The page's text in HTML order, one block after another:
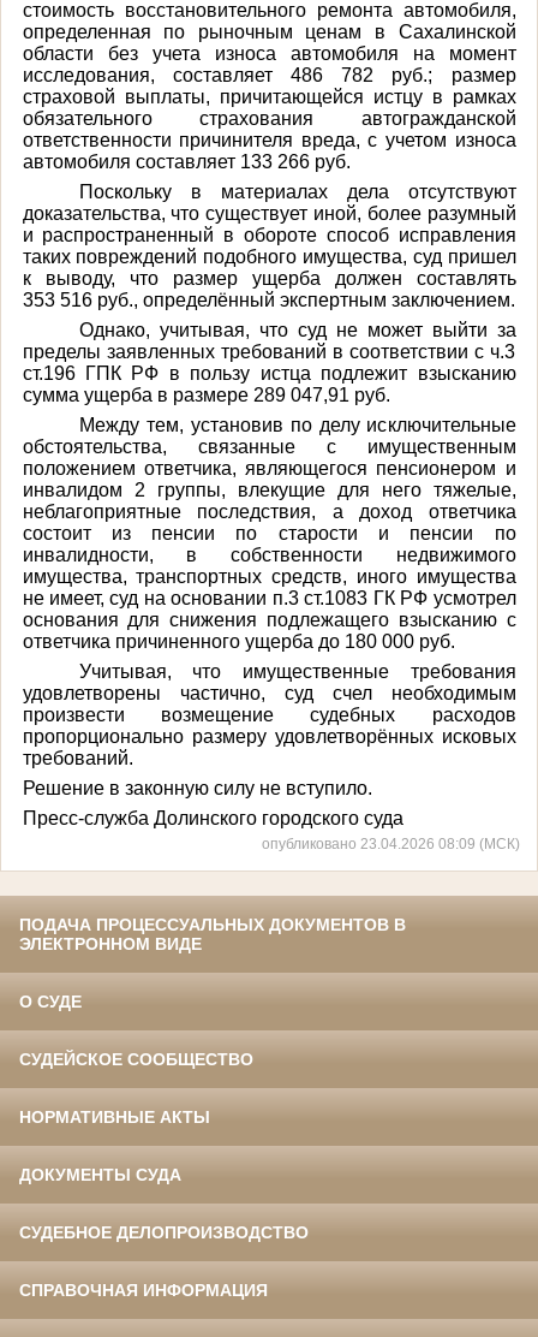
стоимость восстановительного ремонта автомобиля,
определенная по рыночным ценам в Сахалинской
области без учета износа автомобиля на момент
исследования, составляет 486 782 руб.; размер
страховой выплаты, причитающейся истцу в рамках
обязательного страхования автогражданской
ответственности причинителя вреда, с учетом износа
автомобиля составляет 133 266 руб.
Поскольку в материалах дела отсутствуют
доказательства, что существует иной, более разумный
и распространенный в обороте способ исправления
таких повреждений подобного имущества, суд пришел
к выводу, что размер ущерба должен составлять
353 516 руб., определённый экспертным заключением.
Однако, учитывая, что суд не может выйти за
пределы заявленных требований в соответствии с ч.3
ст.196 ГПК РФ в пользу истца подлежит взысканию
сумма ущерба в размере 289 047,91 руб.
Между тем, установив по делу исключительные
обстоятельства, связанные с имущественным
положением ответчика, являющегося пенсионером и
инвалидом 2 группы, влекущие для него тяжелые,
неблагоприятные последствия, а доход ответчика
состоит из пенсии по старости и пенсии по
инвалидности, в собственности недвижимого
имущества, транспортных средств, иного имущества
не имеет, суд на основании п.3 ст.1083 ГК РФ усмотрел
основания для снижения подлежащего взысканию с
ответчика причиненного ущерба до 180 000 руб.
Учитывая, что имущественные требования
удовлетворены частично, суд счел необходимым
произвести возмещение судебных расходов
пропорционально размеру удовлетворённых исковых
требований.
Решение в законную силу не вступило.
Пресс-служба Долинского городского суда
опубликовано 23.04.2026 08:09 (МСК)
ПОДАЧА ПРОЦЕССУАЛЬНЫХ ДОКУМЕНТОВ В
ЭЛЕКТРОННОМ ВИДЕ
О СУДЕ
СУДЕЙСКОЕ СООБЩЕСТВО
НОРМАТИВНЫЕ АКТЫ
ДОКУМЕНТЫ СУДА
СУДЕБНОЕ ДЕЛОПРОИЗВОДСТВО
СПРАВОЧНАЯ ИНФОРМАЦИЯ